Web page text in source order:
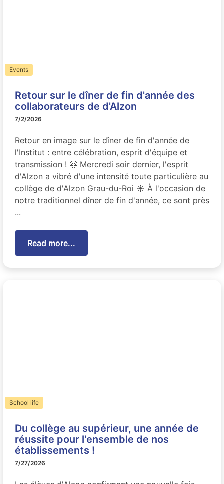
Events
Retour sur le dîner de fin d'année des
collaborateurs de d'Alzon
7/2/2026
Retour en image sur le dîner de fin d'année de
l'Institut : entre célébration, esprit d'équipe et
transmission ! 🤗 Mercredi soir dernier, l'esprit
d'Alzon a vibré d'une intensité toute particulière au
collège de d'Alzon Grau-du-Roi ☀️ À l'occasion de
notre traditionnel dîner de fin d'année, ce sont près
...
Read more...
School life
Du collège au supérieur, une année de
réussite pour l'ensemble de nos
établissements !
7/27/2026